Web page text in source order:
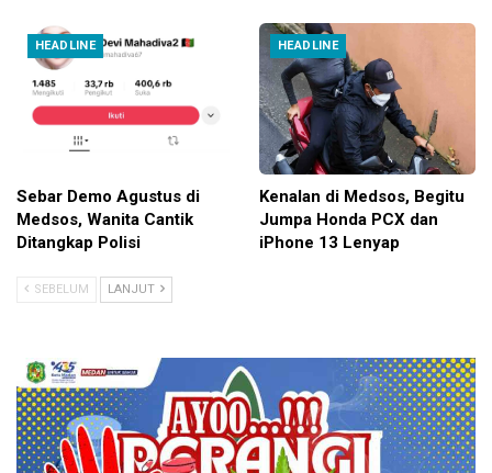
HEADLINE
Sebar Demo Agustus di
Medsos, Wanita Cantik
Ditangkap Polisi
HEADLINE
Kenalan di Medsos, Begitu
Jumpa Honda PCX dan
iPhone 13 Lenyap
SEBELUM LANJUT